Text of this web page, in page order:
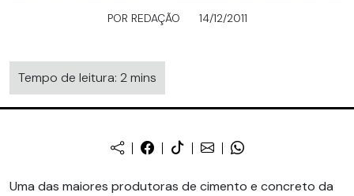
POR REDAÇÃO 14/12/2011
Tempo de leitura: 2 mins
Uma das maiores produtoras de cimento e concreto da